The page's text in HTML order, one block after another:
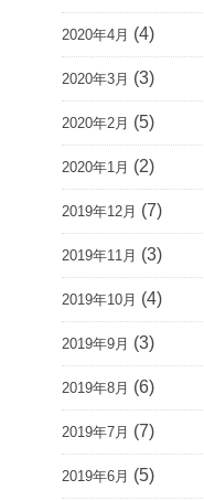
2020年4月 (4)
2020年3月 (3)
2020年2月 (5)
2020年1月 (2)
2019年12月 (7)
2019年11月 (3)
2019年10月 (4)
2019年9月 (3)
2019年8月 (6)
2019年7月 (7)
2019年6月 (5)